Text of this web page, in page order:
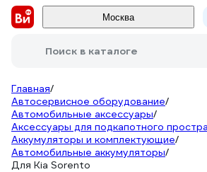
Москва
Поиск в каталоге
Главная/
Автосервисное оборудование/
Автомобильные аксессуары/
Аксессуары для подкапотного
Аккумуляторы и комплектующие/
Автомобильные аккумуляторы/
Для Kia Sorento